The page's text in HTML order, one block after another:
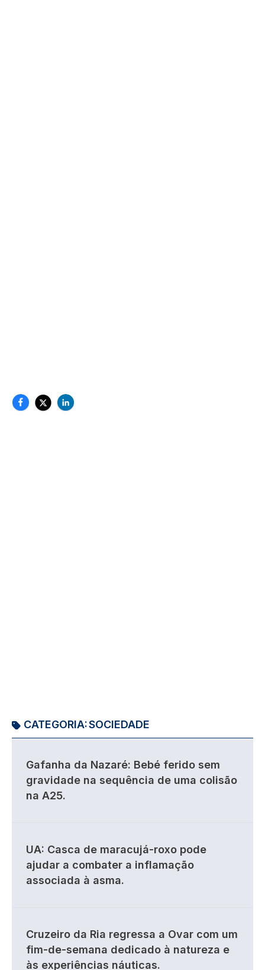
CATEGORIA:SOCIEDADE
Gafanha da Nazaré: Bebé ferido sem
gravidade na sequência de uma colisão
na A25.
UA: Casca de maracujá-roxo pode
ajudar a combater a inflamação
associada à asma.
Cruzeiro da Ria regressa a Ovar com um
fim-de-semana dedicado à natureza e
às experiências náuticas.